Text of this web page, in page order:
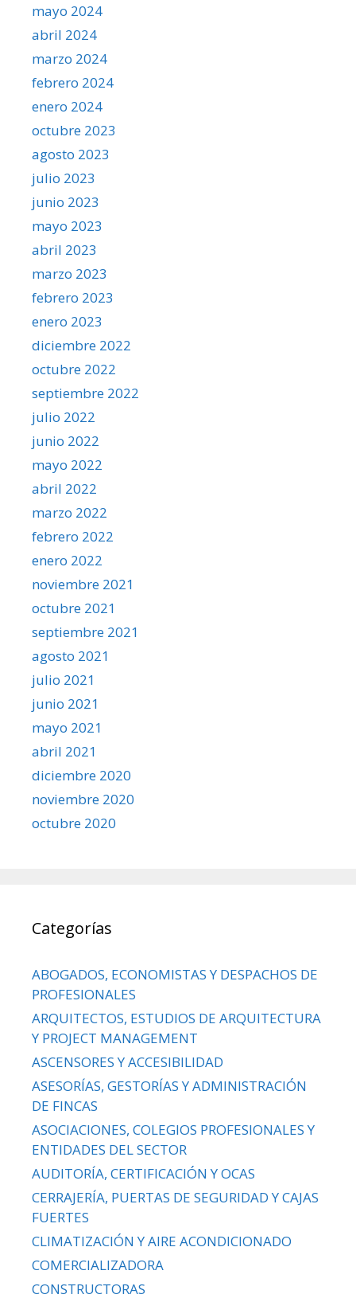
mayo 2024
abril 2024
marzo 2024
febrero 2024
enero 2024
octubre 2023
agosto 2023
julio 2023
junio 2023
mayo 2023
abril 2023
marzo 2023
febrero 2023
enero 2023
diciembre 2022
octubre 2022
septiembre 2022
julio 2022
junio 2022
mayo 2022
abril 2022
marzo 2022
febrero 2022
enero 2022
noviembre 2021
octubre 2021
septiembre 2021
agosto 2021
julio 2021
junio 2021
mayo 2021
abril 2021
diciembre 2020
noviembre 2020
octubre 2020
Categorías
ABOGADOS, ECONOMISTAS Y DESPACHOS DE
PROFESIONALES
ARQUITECTOS, ESTUDIOS DE ARQUITECTURA
Y PROJECT MANAGEMENT
ASCENSORES Y ACCESIBILIDAD
ASESORÍAS, GESTORÍAS Y ADMINISTRACIÓN
DE FINCAS
ASOCIACIONES, COLEGIOS PROFESIONALES Y
ENTIDADES DEL SECTOR
AUDITORÍA, CERTIFICACIÓN Y OCAS
CERRAJERÍA, PUERTAS DE SEGURIDAD Y CAJAS
FUERTES
CLIMATIZACIÓN Y AIRE ACONDICIONADO
COMERCIALIZADORA
CONSTRUCTORAS